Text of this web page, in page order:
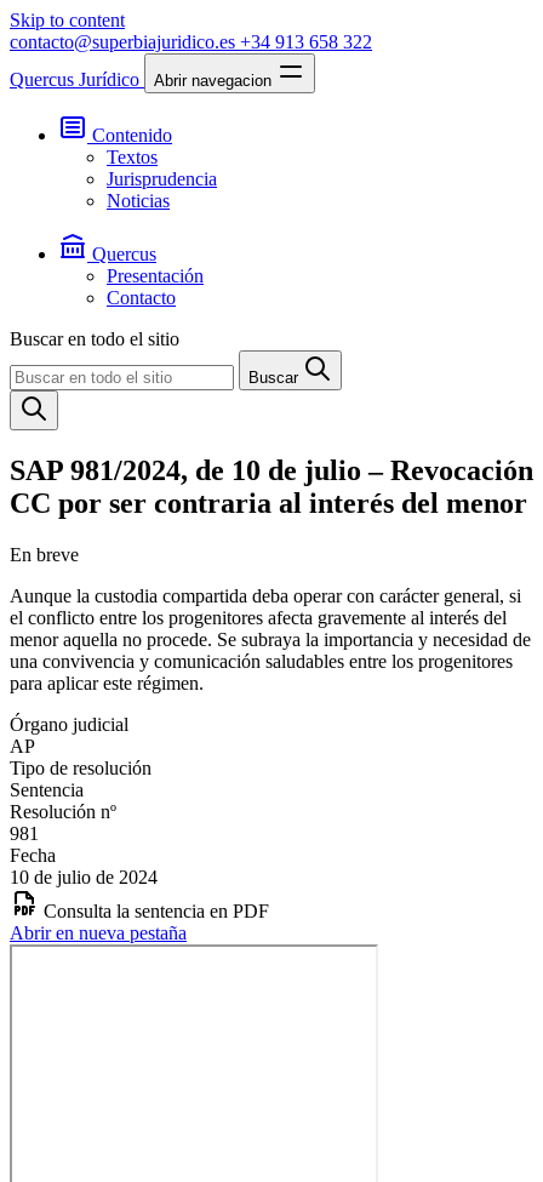
Skip to content
contacto@superbiajuridico.es +34 913 658 322
Quercus Jurídico
Abrir navegacion
Contenido
Textos
Jurisprudencia
Noticias
Quercus
Presentación
Contacto
Buscar en todo el sitio
Buscar
SAP 981/2024, de 10 de julio – Revocación
CC por ser contraria al interés del menor
En breve
Aunque la custodia compartida deba operar con carácter general, si
el conflicto entre los progenitores afecta gravemente al interés del
menor aquella no procede. Se subraya la importancia y necesidad de
una convivencia y comunicación saludables entre los progenitores
para aplicar este régimen.
Órgano judicial
AP
Tipo de resolución
Sentencia
Resolución nº
981
Fecha
10 de julio de 2024
Consulta la sentencia en PDF
Abrir en nueva pestaña